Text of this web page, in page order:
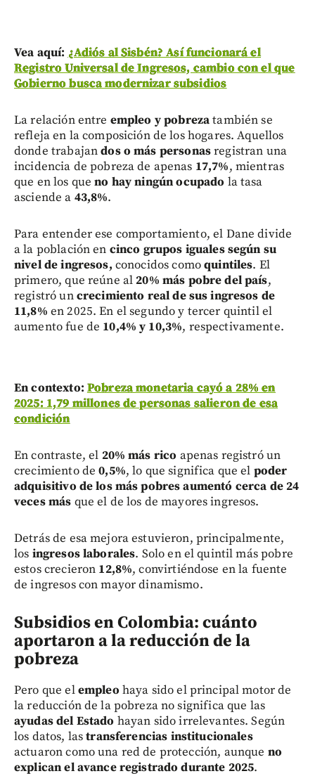
Vea aquí: ¿Adiós al Sisbén? Así funcionará el
Registro Universal de Ingresos, cambio con el que
Gobierno busca modernizar subsidios
La relación entre empleo y pobrezatambién se
refleja en la composición de los hogares. Aquellos
donde trabajandos o más personasregistran una
incidencia de pobreza de apenas 17,7%, mientras
que en los queno hay ningún ocupado la tasa
asciende a 43,8%.
Para entender ese comportamiento, el Dane divide
a la población en cinco grupos iguales según su
nivel de ingresos, conocidos comoquintiles. El
primero, que reúne al20% más pobre del país,
registró uncrecimiento real de sus ingresos de
11,8% en 2025. En el segundo y tercer quintil el
aumento fue de 10,4% y 10,3%, respectivamente.
En contexto: Pobreza monetaria cayó a 28% en
2025: 1,79 millones de personas salieron de esa
condición
En contraste, el 20% más rico apenas registró un
crecimiento de0,5%, lo que significa que el poder
adquisitivo de los más pobres aumentó cerca de 24
veces más que el de los de mayores ingresos.
Detrás de esa mejora estuvieron, principalmente,
los ingresos laborales. Solo en el quintil más pobre
estos crecieron 12,8%, convirtiéndose en la fuente
de ingresos con mayor dinamismo.
Subsidios en Colombia: cuánto
aportaron a la reducción de la
pobreza
Pero que elempleo haya sido el principal motor de
la reducción de la pobreza no significa que las
ayudas del Estado hayan sido irrelevantes. Según
los datos, lastransferencias institucionales
actuaron como una red de protección, aunque no
explican el avance registrado durante 2025.